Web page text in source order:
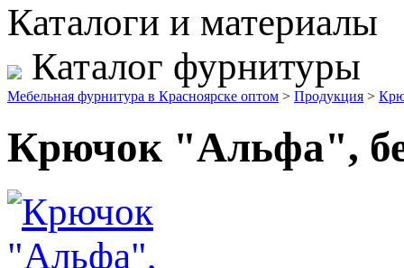
Каталоги и материалы
Каталог фурнитуры
Мебельная фурнитура в Красноярске оптом > Продукция >
Крючок "Альфа",